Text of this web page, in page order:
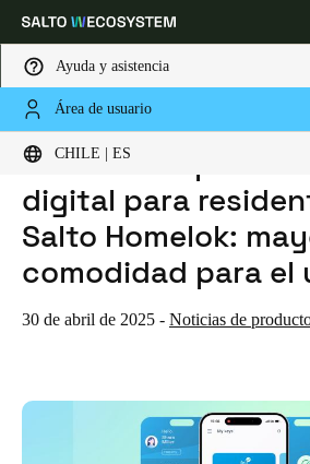
Ayuda y asistencia
Área de usuario
CHILE | ES
Elija su ubicación y configuración de
Global Europe North
Chile| Español
HOME
NOTICIAS
La nueva
digital para
Salto Homelok:
comodidad para el
30 de abril de 2025 - Noticias de